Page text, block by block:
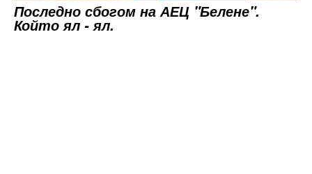
Последно сбогом на АЕЦ "Белене".
Който ял - ял.